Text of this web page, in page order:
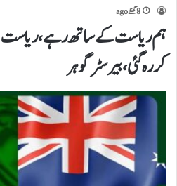
8 گھنٹے ago
ہم ریاست کے ساتھ رہے،ریاست
کر رہ گئی،بیرسٹر گوہر